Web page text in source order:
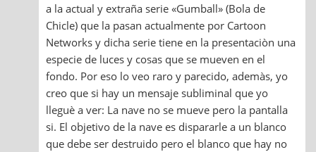
a la actual y extraña serie «Gumball» (Bola de
Chicle) que la pasan actualmente por Cartoon
Networks y dicha serie tiene en la presentaciòn una
especie de luces y cosas que se mueven en el
fondo. Por eso lo veo raro y parecido, ademàs, yo
creo que si hay un mensaje subliminal que yo
lleguè a ver: La nave no se mueve pero la pantalla
si. El objetivo de la nave es dispararle a un blanco
que debe ser destruido pero el blanco que hay no